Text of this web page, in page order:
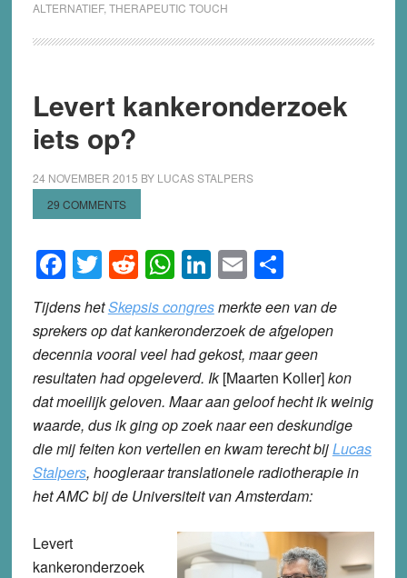
ALTERNATIEF, THERAPEUTIC TOUCH
Levert kankeronderzoek
iets op?
24 NOVEMBER 2015 BY LUCAS STALPERS
29 COMMENTS
Facebook
Twitter
Reddit
WhatsApp
LinkedIn
EmailShare
Tijdens hetSkepsis congresmerkte een van de
sprekers op dat kankeronderzoek de afgelopen
decennia vooral veel had gekost, maar geen
resultaten had opgeleverd. Ik[Maarten Koller]kon
dat moeilijk geloven. Maar aan geloof hecht ik weinig
waarde, dus ik ging op zoek naar een deskundige
die mij feiten kon vertellen en kwam terecht bijLucas
Stalpers, hoogleraar translationele radiotherapie in
het AMC bij de Universiteit van Amsterdam:
Levert
kankeronderzoek